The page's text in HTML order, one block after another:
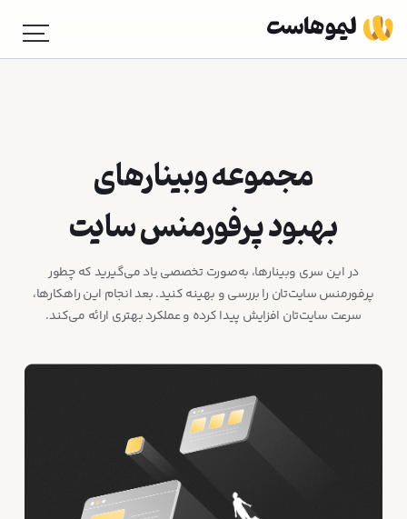
مجموعه وبینارهای
بهبود پرفورمنس سایت
در این سری وبینارها، به‌صورت تخصصی یاد می‌گیرید که چطور
پرفورمنس سایت‌تان را بررسی و بهینه کنید. بعد انجام این راهکارها،
سرعت سایت‌تان افزایش پیدا کرده و عملکرد بهتری ارائه می‌کند.